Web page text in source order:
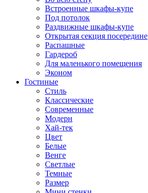
Встроенные шкафы-купе
Под потолок
Раздвижные шкафы-купе
Открытая секция посередине
Распашные
Гардероб
Для маленького помещения
Эконом
Гостиные
Стиль
Классические
Современные
Модерн
Хай-тек
Цвет
Белые
Венге
Светлые
Темные
Размер